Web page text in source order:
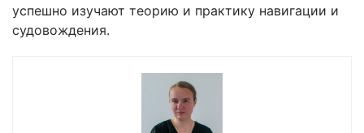
успешно изучают теорию и практику навигации и
судовождения.